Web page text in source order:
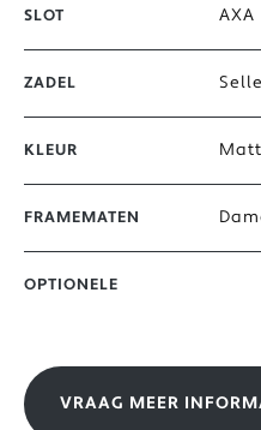
SLOT
ZADEL
KLEUR
FRAMEMATEN
OPTIONELE
VRAAG MEER